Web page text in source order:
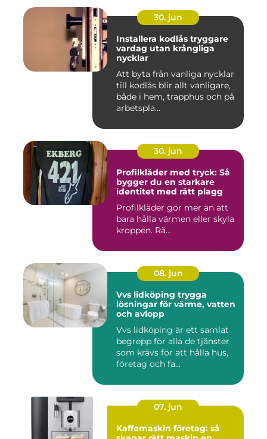
30. jun
Installera kodlås tryggare
vardag utan krångliga
nycklar
Att byta från vanliga nycklar
till kodlås blir allt vanligare,
både i hem, trapphus och på
arbetspla...
30. jun
Profilkläder med tryck: Så
bygger du en starkare
identitet med rätt plagg
Profilkläder gör mer än att
bara hålla värmen eller skyla
kroppen. Rä...
08. jun
Vvs lidköping trygga
lösningar för värme, vatten
och avlopp
Vvs lidköping är ett samlat
begrepp för alla de tjänster
som krävs för att hålla hus,
företag och fa...
07. jun
Kaffemaskin företag: så